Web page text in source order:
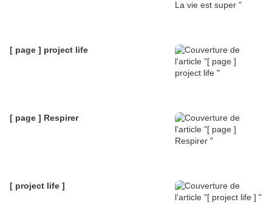
[ page ] project life
[ page ] Respirer
[ project life ]